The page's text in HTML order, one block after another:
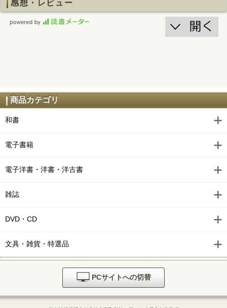
感想・レビュー
商品カテゴリ
和書
電子書籍
電子洋書・洋書・洋古書
雑誌
DVD・CD
文具・雑貨・特選品
PCサイトへの切替